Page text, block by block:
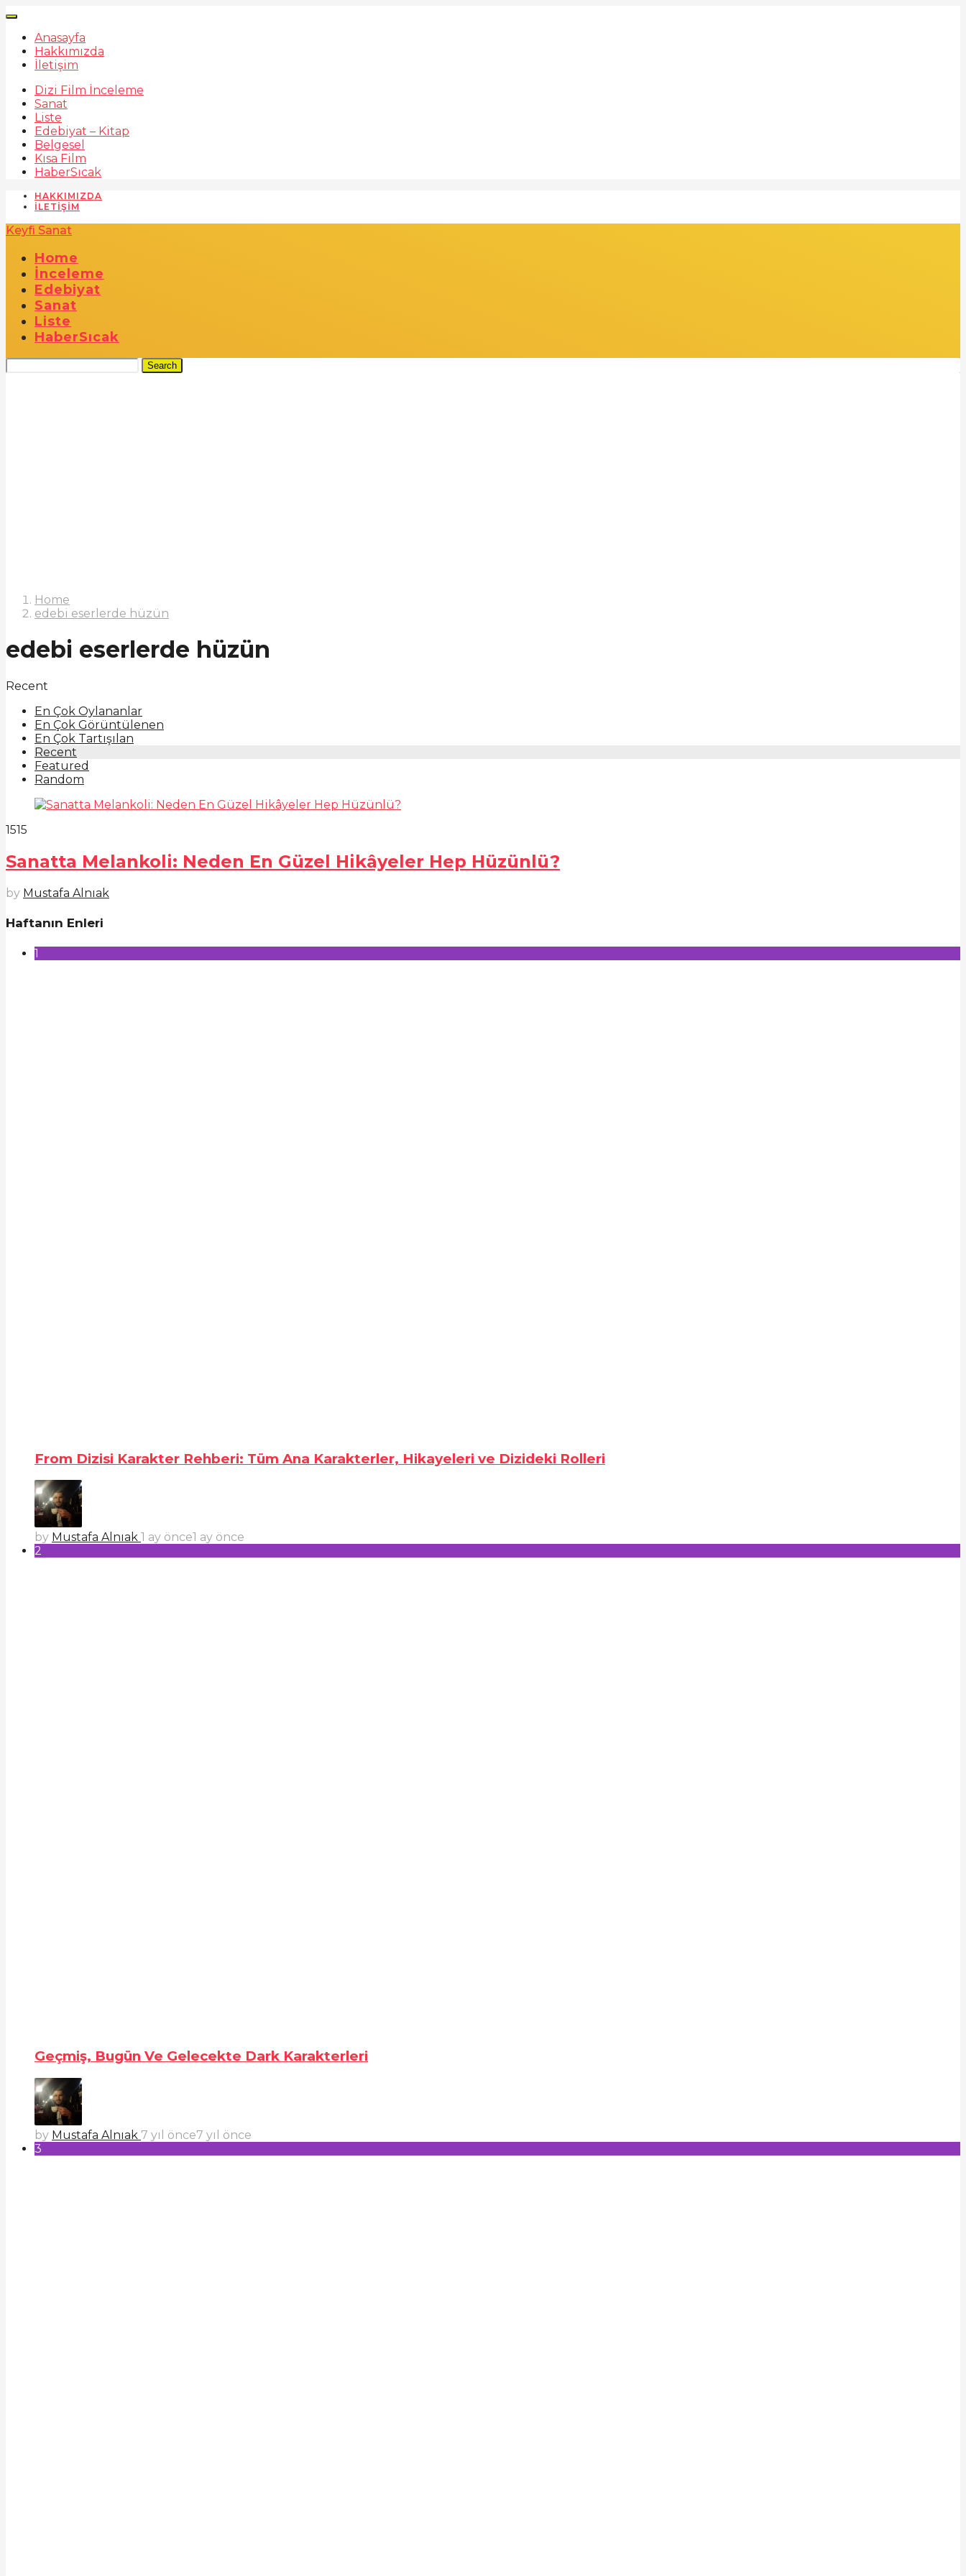
Anasayfa
Hakkımızda
İletişim
Dizi Film İnceleme
Sanat
Liste
Edebiyat – Kitap
Belgesel
Kısa Film
HaberSıcak
HAKKIMIZDA
İLETIŞIM
Keyfi Sanat
Home
İnceleme
Edebiyat
Sanat
Liste
HaberSıcak
Search
Home
edebi eserlerde hüzün
edebi eserlerde hüzün
Recent
En Çok Oylananlar
En Çok Görüntülenen
En Çok Tartışılan
Recent
Featured
Random
1515
Sanatta Melankoli: Neden En Güzel Hikâyeler Hep Hüzünlü?
by Mustafa Alnıak
Haftanın Enleri
1
From Dizisi Karakter Rehberi: Tüm Ana Karakterler, Hikayeleri ve Dizideki Rolleri
by Mustafa Alnıak 1 ay önce1 ay önce
2
Geçmiş, Bugün Ve Gelecekte Dark Karakterleri
by Mustafa Alnıak 7 yıl önce7 yıl önce
3